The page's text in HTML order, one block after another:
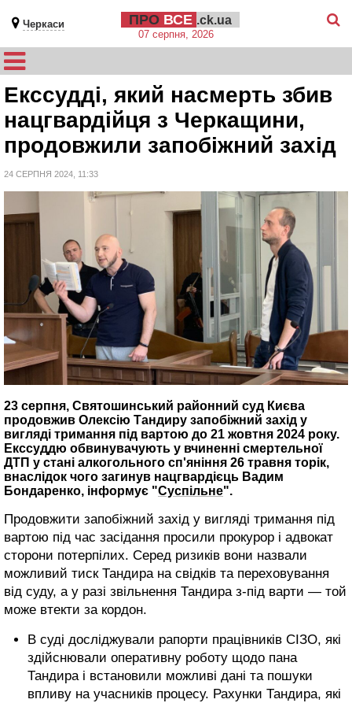
Черкаси ПРО ВСЕ .ck.ua
07 серпня, 2026
Екссудді, який насмерть збив
нацгвардійця з Черкащини,
продовжили запобіжний захід
24 СЕРПНЯ 2024, 11:33
23 серпня, Святошинський районний суд Києва
продовжив Олексію Тандиру запобіжний захід у
вигляді тримання під вартою до 21 жовтня 2024 року.
Екссуддю обвинувачують у вчиненні смертельної
ДТП у стані алкогольного сп'яніння 26 травня торік,
внаслідок чого загинув нацгвардієць Вадим
Бондаренко, інформує "Суспільне".
Продовжити запобіжний захід у вигляді тримання під
вартою під час засідання просили прокурор і адвокат
сторони потерпілих. Серед ризиків вони назвали
можливий тиск Тандира на свідків та переховування
від суду, а у разі звільнення Тандира з-під варти — той
може втекти за кордон.
В суді досліджували рапорти працівників СІЗО, які
здійснювали оперативну роботу щодо пана
Тандира і встановили можливі дані та пошуки
впливу на учасників процесу. Рахунки Тандира, які